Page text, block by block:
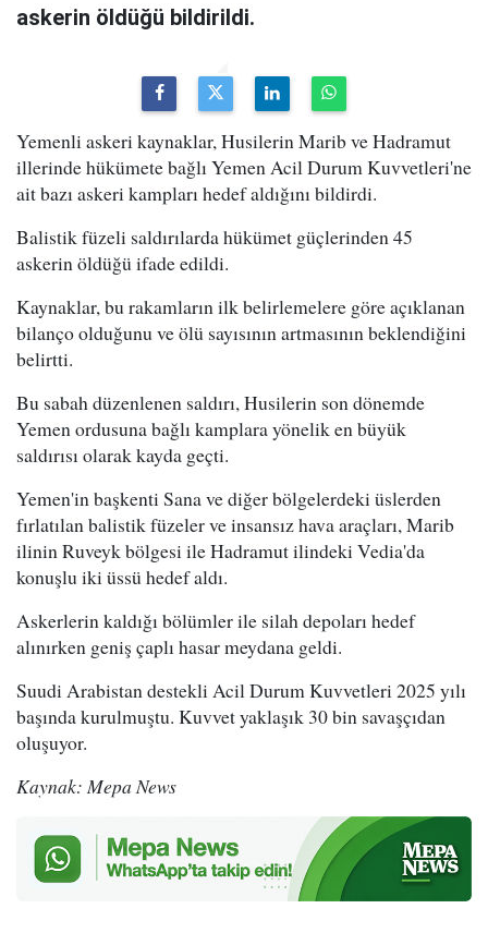
askerin öldüğü bildirildi.
Yemenli askeri kaynaklar, Husilerin Marib ve Hadramut
illerinde hükümete bağlı Yemen Acil Durum Kuvvetleri'ne
ait bazı askeri kampları hedef aldığını bildirdi.
Balistik füzeli saldırılarda hükümet güçlerinden 45
askerin öldüğü ifade edildi.
Kaynaklar, bu rakamların ilk belirlemelere göre açıklanan
bilanço olduğunu ve ölü sayısının artmasının beklendiğini
belirtti.
Bu sabah düzenlenen saldırı, Husilerin son dönemde
Yemen ordusuna bağlı kamplara yönelik en büyük
saldırısı olarak kayda geçti.
Yemen'in başkenti Sana ve diğer bölgelerdeki üslerden
fırlatılan balistik füzeler ve insansız hava araçları, Marib
ilinin Ruveyk bölgesi ile Hadramut ilindeki Vedia'da
konuşlu iki üssü hedef aldı.
Askerlerin kaldığı bölümler ile silah depoları hedef
alınırken geniş çaplı hasar meydana geldi.
Suudi Arabistan destekli Acil Durum Kuvvetleri 2025 yılı
başında kurulmuştu. Kuvvet yaklaşık 30 bin savaşçıdan
oluşuyor.
Kaynak: Mepa News